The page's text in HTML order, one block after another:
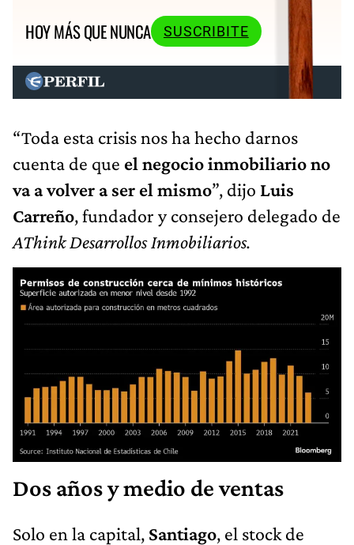
HOY MÁS QUE NUNCA
SUSCRIBITE
“Toda esta crisis nos ha hecho darnos
cuenta de que el negocio inmobiliario no
va a volver a ser el mismo”, dijo Luis
Carreño, fundador y consejero delegado de
AThink Desarrollos Inmobiliarios.
Dos años y medio de ventas
Solo en la capital, Santiago, el stock de